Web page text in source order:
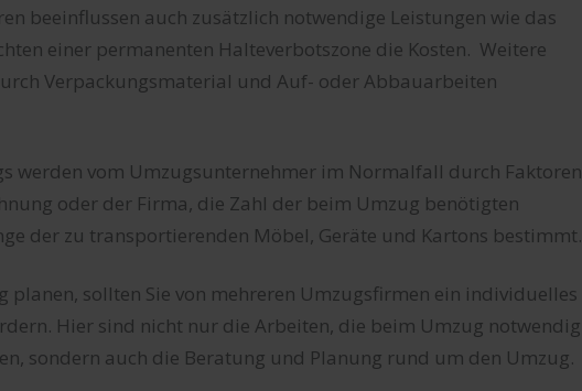
beeinflussen auch zusätzlich notwendige Leistungen wie das
einer permanenten Halteverbotszone die Kosten. Weitere
Verpackungsmaterial und Auf- oder Abbauarbeiten
werden vom Umzugsunternehmer im Normalfall durch Faktoren
oder der Firma, die Zahl der beim Umzug benötigten
der zu transportierenden Möbel, Geräte und Kartons bestimmt.
planen, sollten Sie von mehreren Umzugsfirmen ein individuelles
Hier sind nicht nur die Arbeiten, die beim Umzug notwendig
sondern auch die Beratung und Planung rund um den Umzug.